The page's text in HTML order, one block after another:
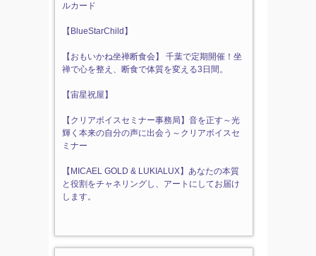
ルカード
【BlueStarChild】
【おもいかね坐禅断食会】 千葉で定期開催！坐
禅で心を整え、断食で体質を変える3日間。
【宙星祝屋】
【クリアボイスセミナー事務局】音を正す～光
輝く本来の自分の声に出会う～クリアボイスセ
ミナー
【MICAEL GOLD & LUKIALUX】あなたの本質
と役割をチャネリングし、アートにしてお届け
します。